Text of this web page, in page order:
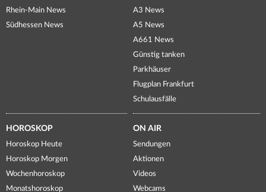
Rhein-Main News
Südhessen News
A3 News
A5 News
A661 News
Günstig tanken
Parkhäuser
Flugplan Frankfurt
Schulausfälle
HOROSKOP
Horoskop Heute
Horoskop Morgen
Wochenhoroskop
Monatshoroskop
ON AIR
Sendungen
Aktionen
Videos
Webcams